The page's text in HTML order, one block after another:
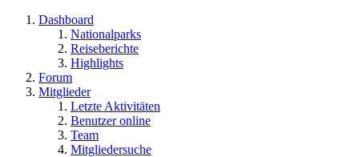
Dashboard
Nationalparks
Reiseberichte
Highlights
Forum
Mitglieder
Letzte Aktivitäten
Benutzer online
Team
Mitgliedersuche